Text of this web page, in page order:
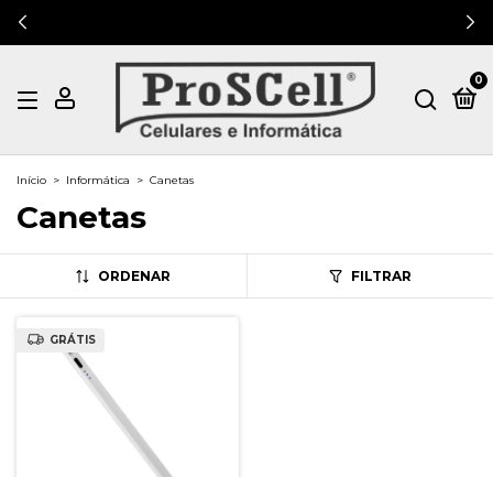
0
Início > Informática > Canetas
Canetas
ORDENAR FILTRAR
GRÁTIS